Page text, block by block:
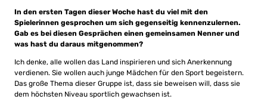
In den ersten Tagen dieser Woche hast du viel mit den
Spielerinnen gesprochen um sich gegenseitig kennenzulernen.
Gab es bei diesen Gesprächen einen gemeinsamen Nenner und
was hast du daraus mitgenommen?
Ich denke, alle wollen das Land inspirieren und sich Anerkennung
verdienen. Sie wollen auch junge Mädchen für den Sport begeistern.
Das große Thema dieser Gruppe ist, dass sie beweisen will, dass sie
dem höchsten Niveau sportlich gewachsen ist.